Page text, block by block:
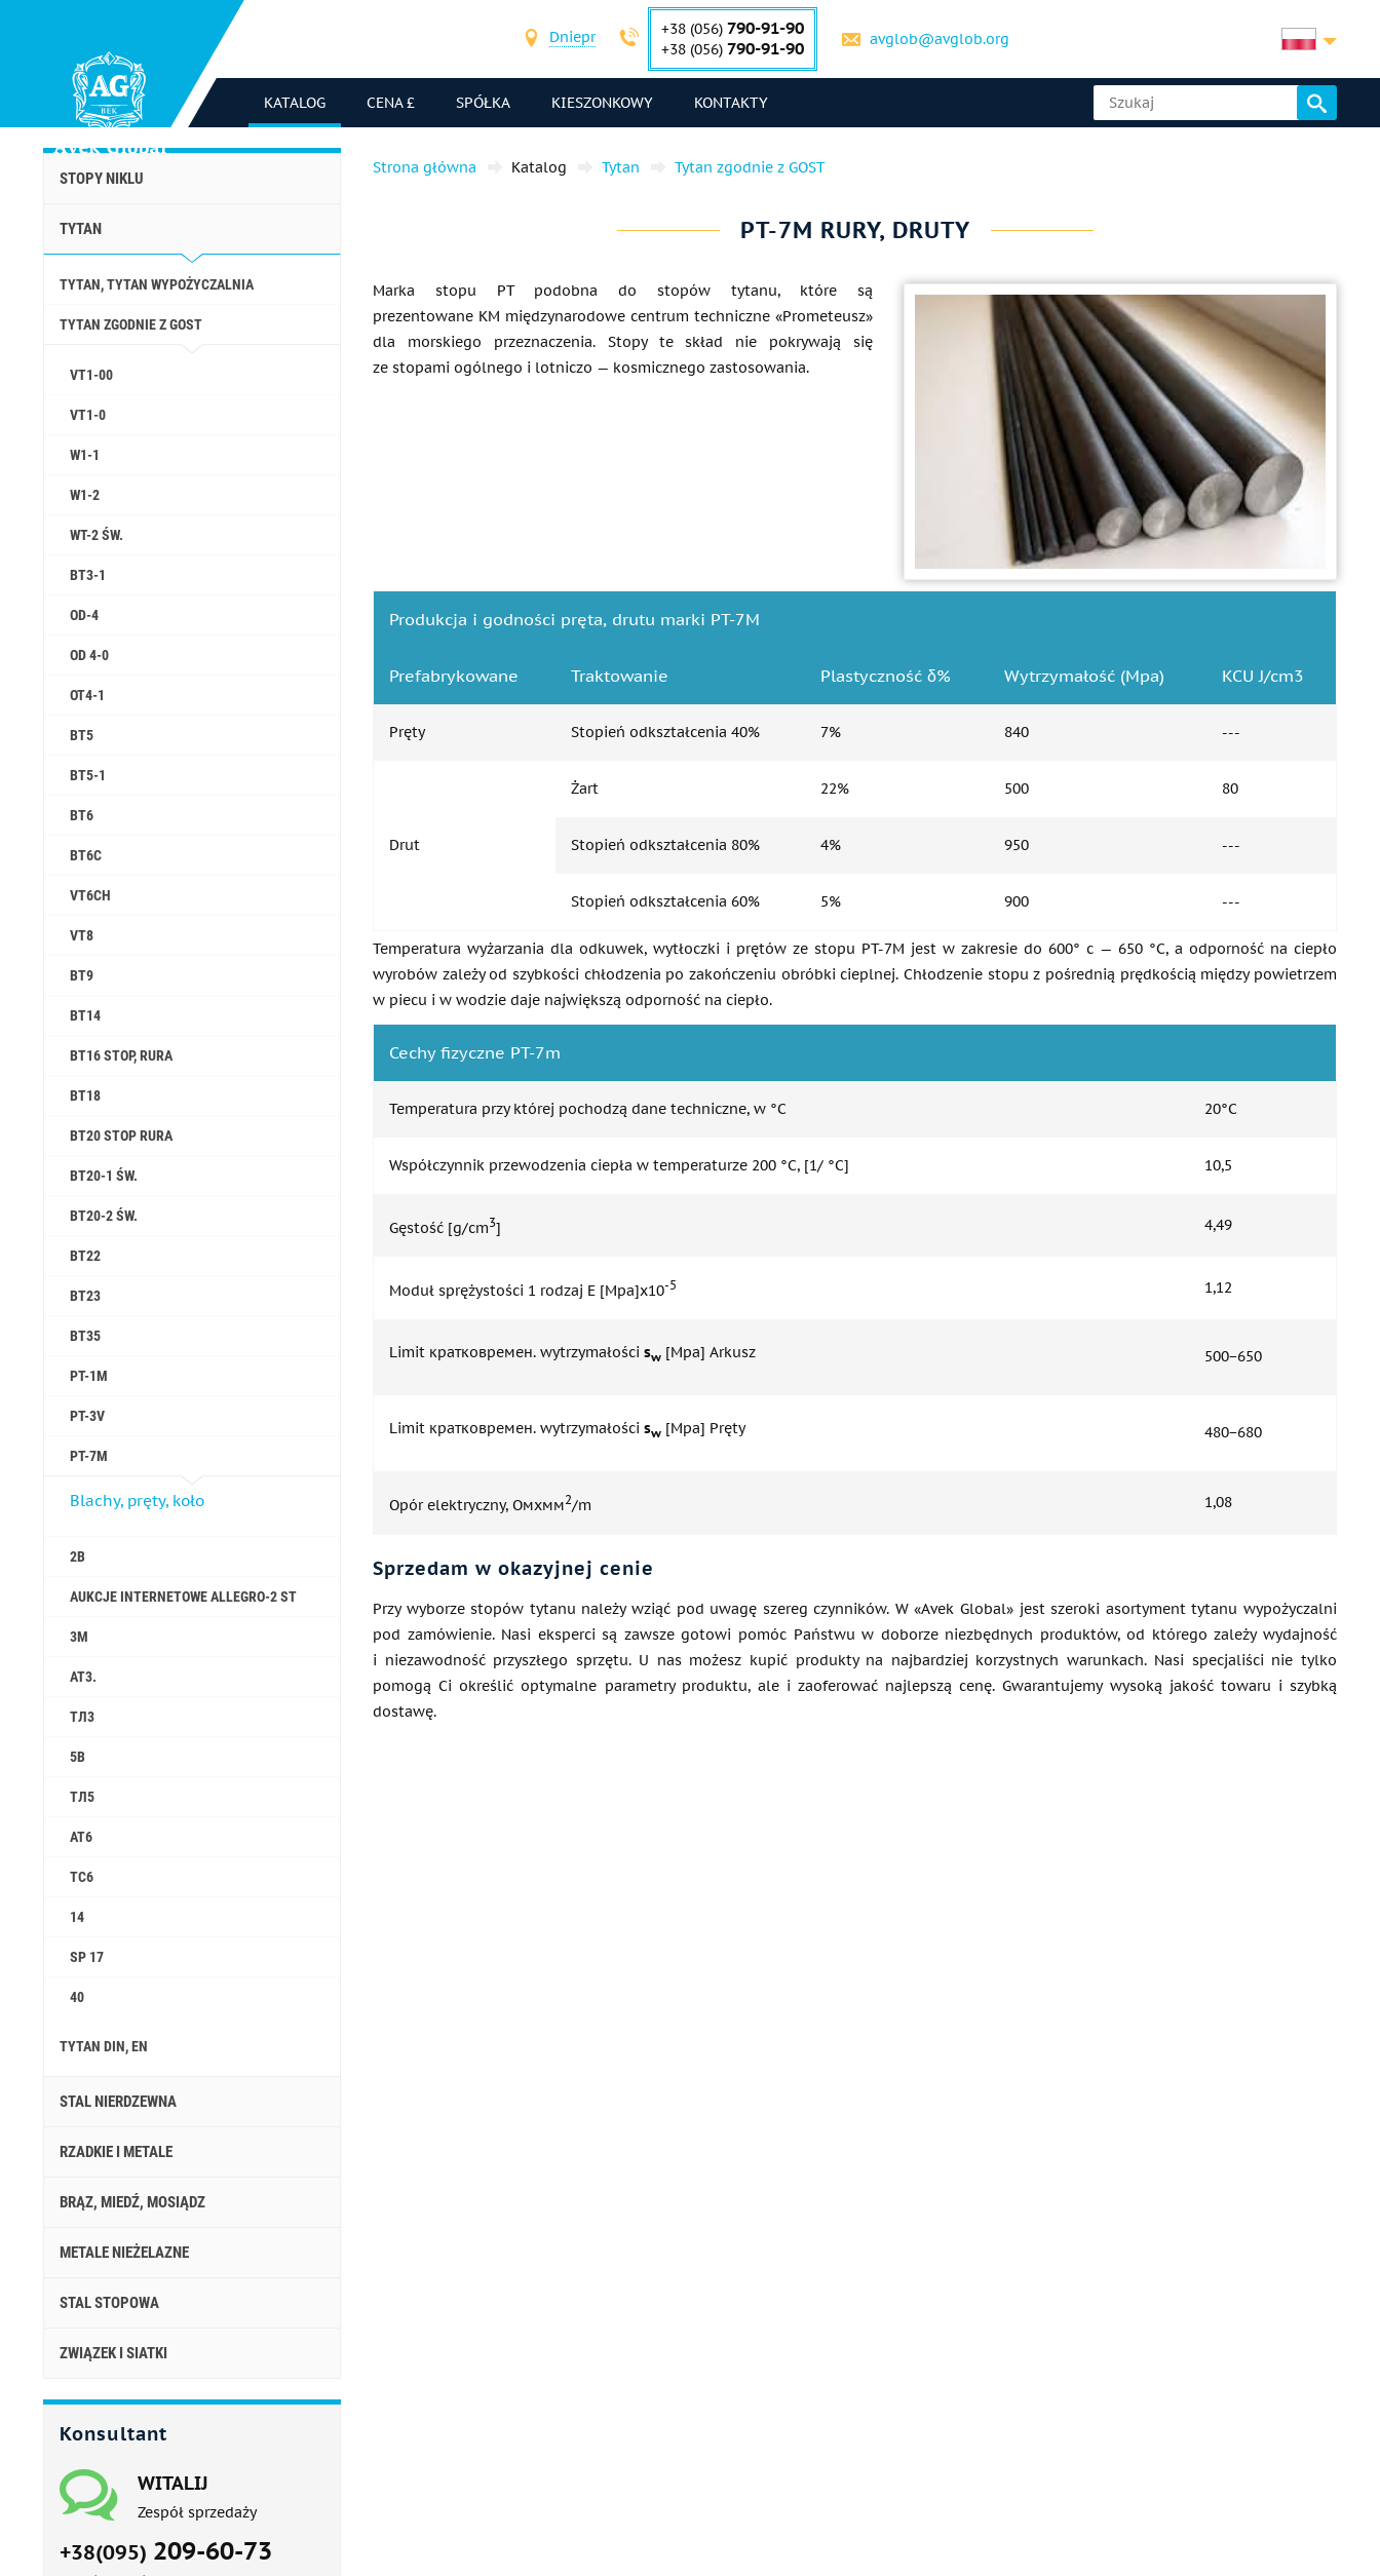
Dniepr +38 (056) 790-91-90
+38 (056) 790-91-90 avglob@avglob.org
KATALOG CENA £ SPÓŁKA KIESZONKOWY KONTAKTY
STOPY NIKLU
TYTAN
TYTAN, TYTAN WYPOŻYCZALNIA
TYTAN ZGODNIE Z GOST
VT1-00
VT1-0
W1-1
W1-2
WT-2 ŚW.
ВТ3-1
OD-4
OD 4-0
OT4-1
ВТ5
ВТ5-1
ВТ6
ВТ6С
VT6CH
VT8
ВТ9
ВТ14
ВТ16 STOP, RURA
ВТ18
ВТ20 STOP RURA
ВТ20-1 ŚW.
ВТ20-2 ŚW.
ВТ22
ВТ23
ВТ35
PT-1M
PT-3V
PT-7M
Blachy, pręty, koło
2B
AUKCJE INTERNETOWE ALLEGRO-2 ST
3M
AT3.
ТЛ3
5B
ТЛ5
АТ6
ТС6
14
SP 17
40
TYTAN DIN, EN
STAL NIERDZEWNA
RZADKIE I METALE
BRĄZ, MIEDŹ, MOSIĄDZ
METALE NIEŻELAZNE
STAL STOPOWA
ZWIĄZEK I SIATKI
Konsultant
WITALIJ
Zespół sprzedaży
+38(095) 209-60-73
Strona główna Katalog Tytan Tytan zgodnie z GOST
PT-7M RURY, DRUTY
Marka stopu PT podobna do stopów tytanu, które są
prezentowane KM międzynarodowe centrum techniczne «Prometeusz»
dla morskiego przeznaczenia. Stopy te skład nie pokrywają się
ze stopami ogólnego i lotniczo — kosmicznego zastosowania.
Produkcja i godności pręta, drutu marki PT-7M
Prefabrykowane Traktowanie Plastyczność δ% Wytrzymałość (Mpa) KCU J/cm3
Pręty Stopień odkształcenia 40% 7% 840 ---
Drut
Żart 22% 500 80
Stopień odkształcenia 80% 4% 950 ---
Stopień odkształcenia 60% 5% 900 ---
Temperatura wyżarzania dla odkuwek, wytłoczki i prętów ze stopu PT-7M jest w zakresie do 600° c — 650 °C, a odporność na ciepło
wyrobów zależy od szybkości chłodzenia po zakończeniu obróbki cieplnej. Chłodzenie stopu z pośrednią prędkością między powietrzem
w piecu i w wodzie daje największą odporność na ciepło.
Cechy fizyczne PT-7m
Temperatura przy której pochodzą dane techniczne, w °C 20°C
Współczynnik przewodzenia ciepła w temperaturze 200 °C, [1/ °C] 10,5
Gęstość [g/cm3] 4,49
Moduł sprężystości 1 rodzaj E [Mpa]x10-5 1,12
Limit кратковремен. wytrzymałości sw [Mpa] Arkusz 500−650
Limit кратковремен. wytrzymałości sw [Mpa] Pręty 480−680
Opór elektryczny, Омхмм2/m 1,08
Sprzedam w okazyjnej cenie
Przy wyborze stopów tytanu należy wziąć pod uwagę szereg czynników. W «Avek Global» jest szeroki asortyment tytanu wypożyczalni
pod zamówienie. Nasi eksperci są zawsze gotowi pomóc Państwu w doborze niezbędnych produktów, od którego zależy wydajność
i niezawodność przyszłego sprzętu. U nas możesz kupić produkty na najbardziej korzystnych warunkach. Nasi specjaliści nie tylko
pomogą Ci określić optymalne parametry produktu, ale i zaoferować najlepszą cenę. Gwarantujemy wysoką jakość towaru i szybką
dostawę.